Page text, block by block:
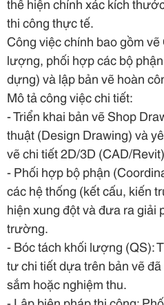
thi công thực tế.
Công việc chính bao gồm
lượng, phối hợp các bộ
dựng) và lập bản vẽ hoàn
Mô tả công việc chi tiết:
- Triển khai bản vẽ Shop
thuật (Design Drawing) và
vẽ chi tiết 2D/3D (CAD/
- Phối hợp bộ phận
các hệ thống (kết cấu, kiến
hiện xung đột và đưa ra giải
trường.
- Bóc tách khối lượng (QS):
tư chi tiết dựa trên bản vẽ
sắm hoặc nghiệm thu.